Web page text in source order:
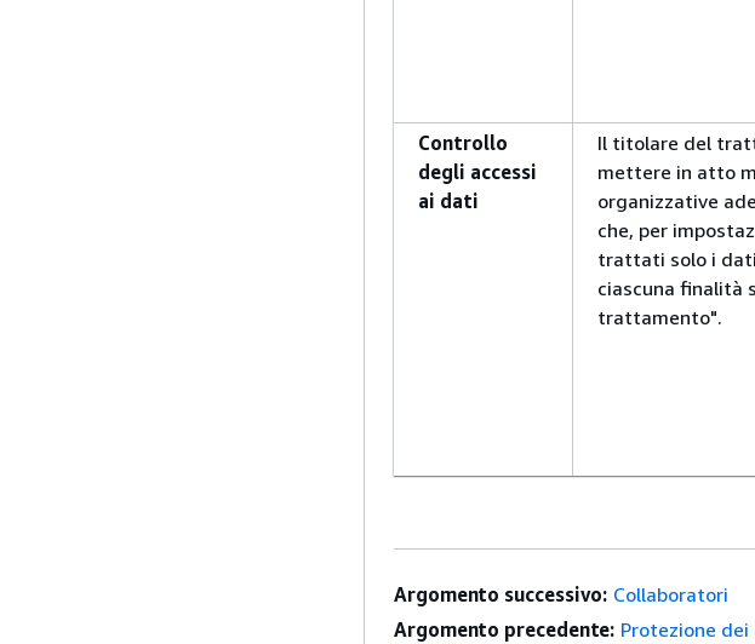
Controllo
degli accessi
ai dati
Il titolare del
mettere in atto
organizzative
che, per
trattati solo i
ciascuna finalità
trattamento".
Argomento successivo: Collaboratori
Argomento precedente: Protezione